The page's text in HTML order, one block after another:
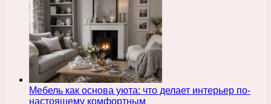
Мебель как основа уюта: что делает интерьер по-
настоящему комфортным